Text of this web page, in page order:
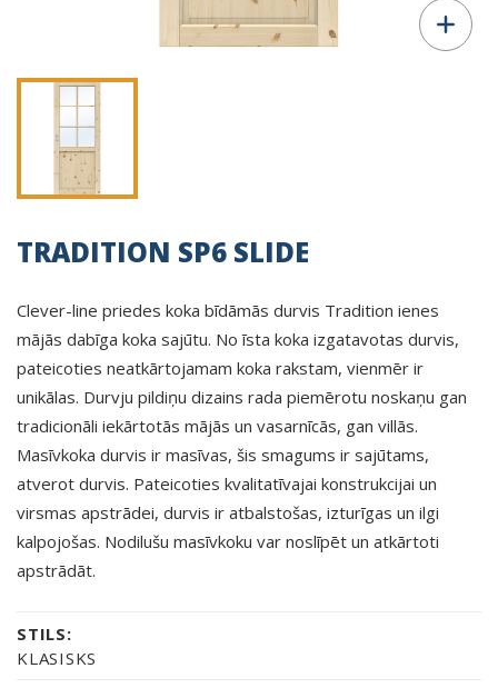
TRADITION SP6 SLIDE
Clever-line priedes koka bīdāmās durvis Tradition ienes
mājās dabīga koka sajūtu. No īsta koka izgatavotas durvis,
pateicoties neatkārtojamam koka rakstam, vienmēr ir
unikālas. Durvju pildiņu dizains rada piemērotu noskaņu gan
tradicionāli iekārtotās mājās un vasarnīcās, gan villās.
Masīvkoka durvis ir masīvas, šis smagums ir sajūtams,
atverot durvis. Pateicoties kvalitatīvajai konstrukcijai un
virsmas apstrādei, durvis ir atbalstošas, izturīgas un ilgi
kalpojošas. Nodilušu masīvkoku var noslīpēt un atkārtoti
apstrādāt.
STILS:
KLASISKS